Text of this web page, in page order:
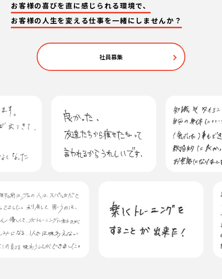
お客様の喜びを直に感じられる環境で、
お客様の人生を変える仕事を一緒にしませんか？
社員募集